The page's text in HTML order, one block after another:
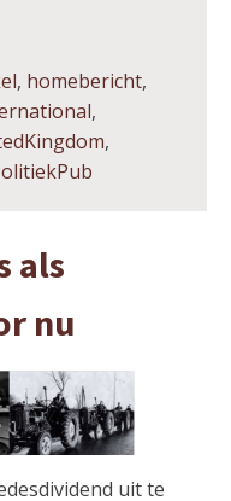
, homebericht,
,
,
als
nu
uit te